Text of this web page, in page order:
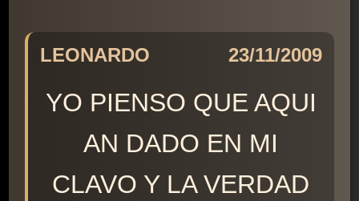
LEONARDO 23/11/2009
YO PIENSO QUE AQUI
AN DADO EN MI
CLAVO Y LA VERDAD